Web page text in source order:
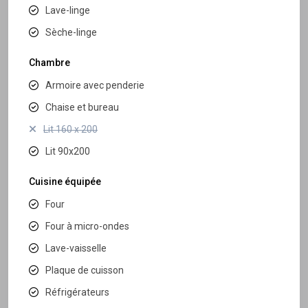
Lave-linge
Sèche-linge
Chambre
Armoire avec penderie
Chaise et bureau
Lit 160 x 200
Lit 90x200
Cuisine équipée
Four
Four à micro-ondes
Lave-vaisselle
Plaque de cuisson
Réfrigérateurs